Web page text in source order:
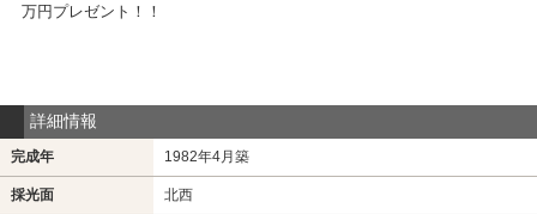
万円プレゼント！！
詳細情報
完成年 1982年4月築
採光面 北西